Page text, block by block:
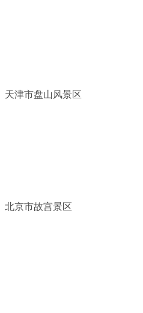
天津市盘山风景区
北京市故宫景区